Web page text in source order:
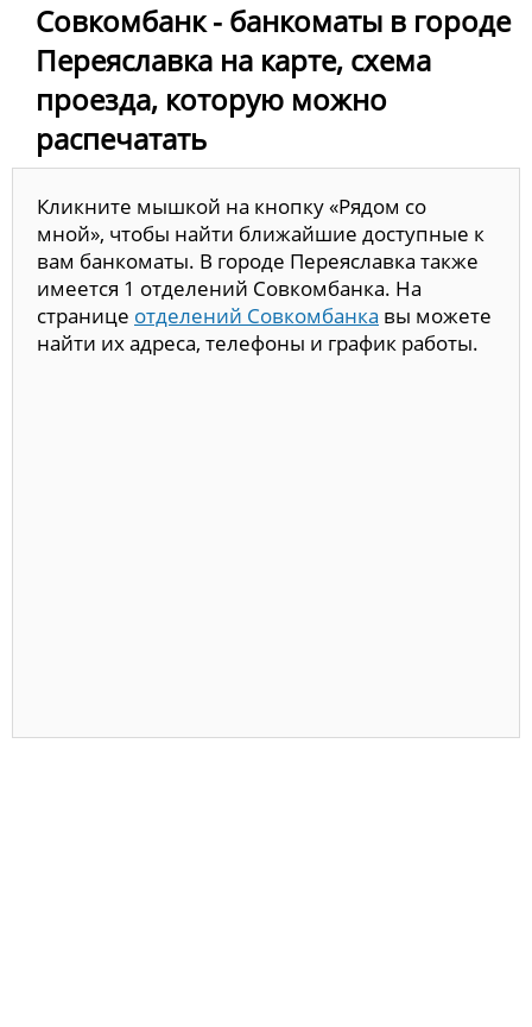
Совкомбанк - банкоматы в городе
Переяславка на карте, схема
проезда, которую можно
распечатать
Кликните мышкой на кнопку «Рядом со
мной», чтобы найти ближайшие доступные к
вам банкоматы. В городе Переяславка также
имеется 1 отделений Совкомбанка. На
странице отделений Совкомбанка вы можете
найти их адреса, телефоны и график работы.